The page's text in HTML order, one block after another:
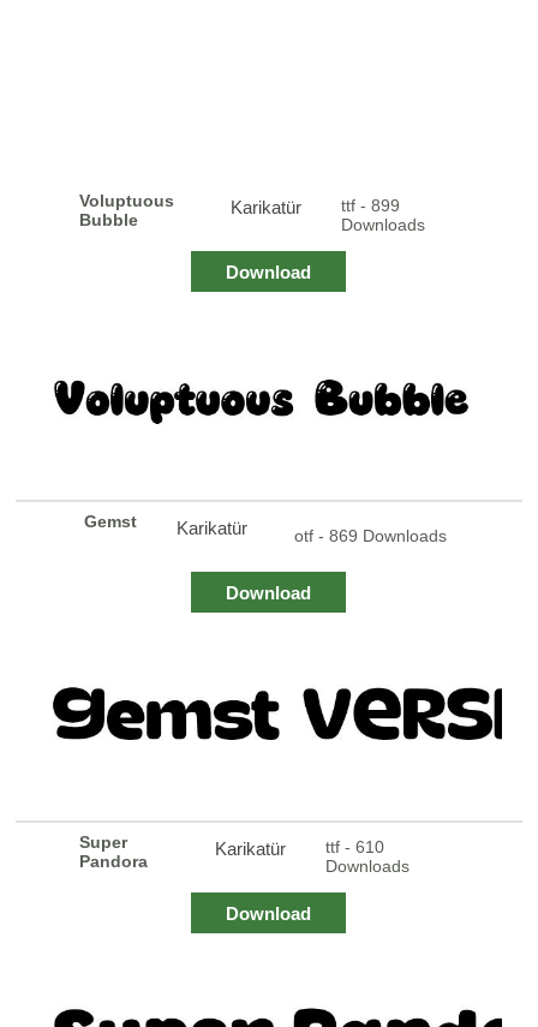
Voluptuous
Bubble
Karikatür
ttf - 899
Downloads
Download
Gemst Karikatür otf - 869 Downloads
Download
Super
Pandora
Karikatür
ttf - 610
Downloads
Download